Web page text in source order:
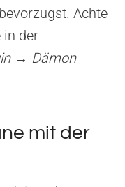
Achte
in der
→ Dämon
mit der